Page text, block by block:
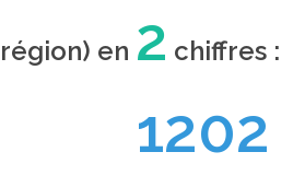
en 2 chiffres :
1202